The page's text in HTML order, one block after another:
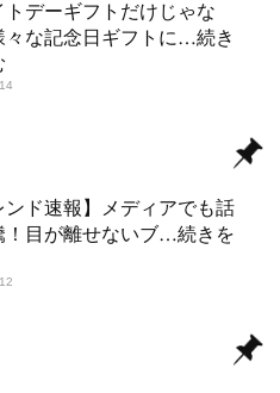
トデーギフトだけじゃな
々な記念日ギフトに …続き
ンド速報】メディアでも話
！目が離せないブ…続きを